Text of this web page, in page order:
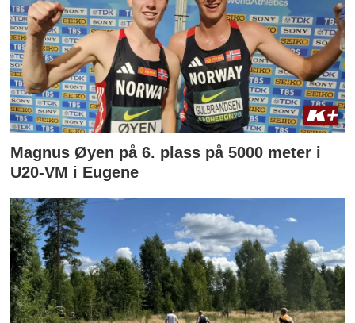
Magnus Øyen på 6. plass på 5000 meter i
U20-VM i Eugene